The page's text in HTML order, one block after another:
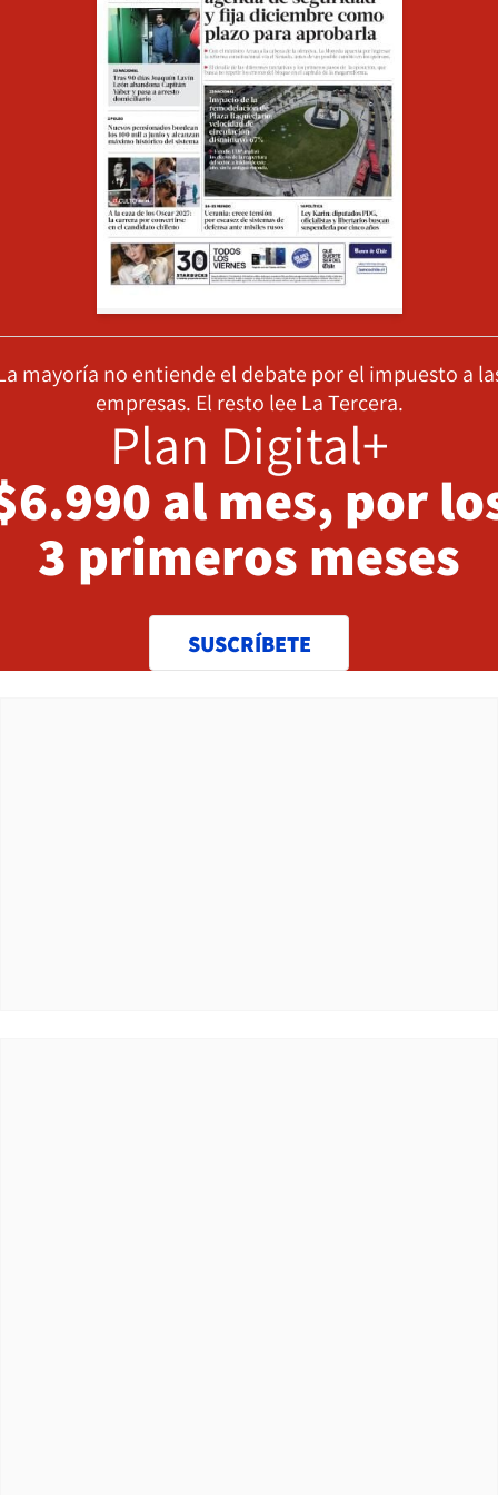
mayoría no entiende el debate por el impuesto a
empresas. El resto lee La Tercera.
Plan Digital+
al mes, por
3 primeros meses
SUSCRÍBETE